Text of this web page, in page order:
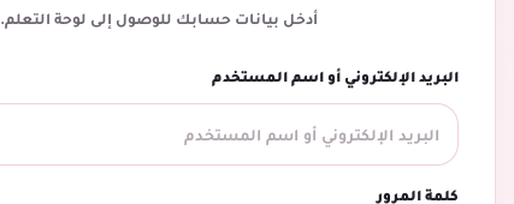
أدخل بيانات حسابك للوصول إلى لوحة التعلم.
البريد الإلكتروني أو اسم المستخدم
كلمة المرور